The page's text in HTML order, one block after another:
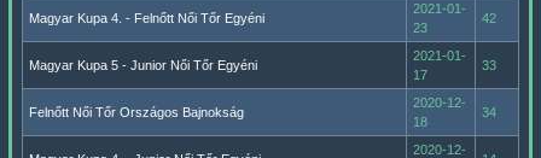
Magyar Kupa 4. - Felnőtt Női Tőr Egyéni
2021-01-
23
42
Magyar Kupa 5 - Junior Női Tőr Egyéni
2021-01-
17
33
Felnőtt Női Tőr Országos Bajnokság
2020-12-
18
34
2020-12-